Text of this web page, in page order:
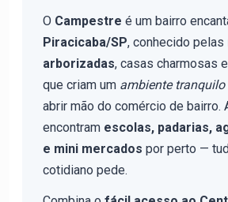
O Campestre é um bairro
Piracicaba/SP, conhecido pelas
arborizadas, casas charmosas
que criam um ambiente
abrir mão do comércio de bairro.
encontram escolas, padarias,
e mini mercados por perto —
cotidiano pede.